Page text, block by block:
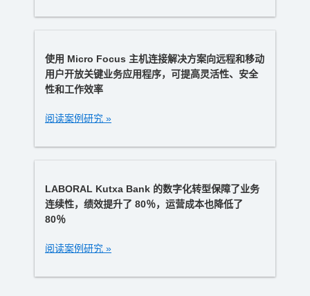
使用 Micro Focus 主机连接解决方案向远程和移动
用户开放关键业务应用程序，可提高灵活性、安全
性和工作效率
阅读案例研究 »
LABORAL Kutxa Bank 的数字化转型保障了业务
连续性，绩效提升了 80％，运营成本也降低了
80％
阅读案例研究 »